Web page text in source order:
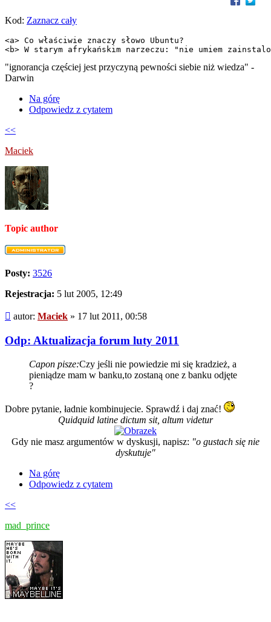
Kod: Zaznacz cały
<a> Co właściwie znaczy słowo Ubuntu?
<b> W starym afrykańskim narzeczu: "nie umiem
"ignorancja częściej jest przyczyną pewności siebie niż wiedza" -
Darwin
Na górę
Odpowiedz z cytatem
<<
Maciek
Topic author
Posty: 3526
Rejestracja: 5 lut 2005, 12:49
Post
autor: Maciek » 17 lut 2011, 00:58
Odp: Aktualizacja forum luty 2011
Capon pisze:Czy jeśli nie powiedzie mi się kradzież, a
pieniądze mam w banku,to zostaną one z banku odjęte
?
Dobre pytanie, ładnie kombinujecie. Sprawdź i daj znać!
Quidquid latine dictum sit, altum videtur
Gdy nie masz argumentów w dyskusji, napisz: "o gustach się nie
dyskutuje"
Na górę
Odpowiedz z cytatem
<<
mad_prince